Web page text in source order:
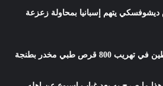
يتهم إسبانيا بمحاولة زعزعة
قرص طبي مخدر بطنجة